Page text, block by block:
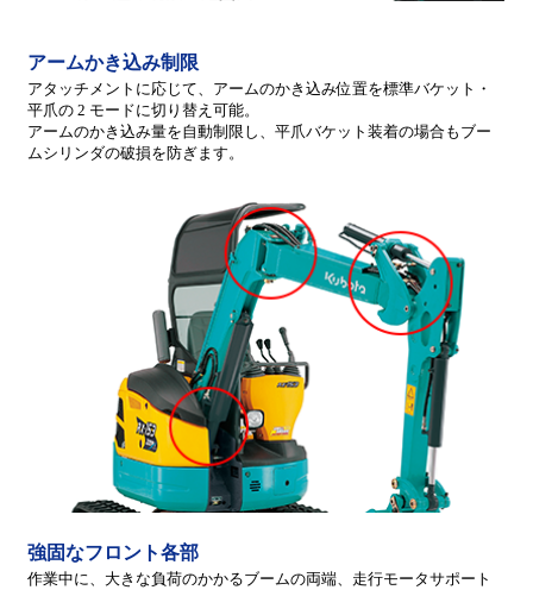
アームかき込み制限
アタッチメントに応じて、アームのかき込み位置を標準バケット・
平爪の 2 モードに切り替え可能。
アームのかき込み量を自動制限し、平爪バケット装着の場合もブー
ムシリンダの破損を防ぎます。
強固なフロント各部
作業中に、大きな負荷のかかるブームの両端、走行モータサポート